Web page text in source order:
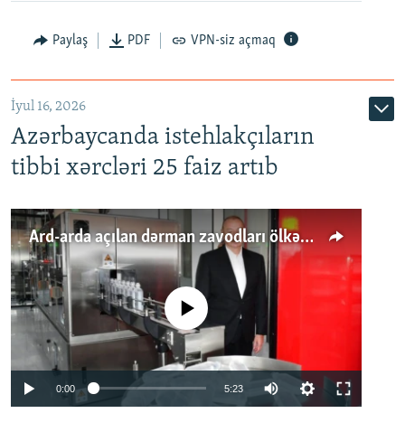
Paylaş PDF VPN-siz açmaq
İyul 16, 2026
Azərbaycanda istehlakçıların
tibbi xərcləri 25 faiz artıb
Ard-arda açılan dərman zavodları ölkənin tələbatını ödəyirmi?
No media source currently available
0:00 5:23